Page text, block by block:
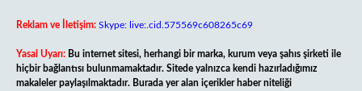
Reklam ve İletişim: Skype: live:.cid.575569c608265c69
Yasal Uyarı: Bu internet sitesi, herhangi bir marka, kurum veya şahıs şirketi ile
hiçbir bağlantısı bulunmamaktadır. Sitede yalnızca kendi hazırladığımız
makaleler paylaşılmaktadır. Burada yer alan içerikler haber niteliği